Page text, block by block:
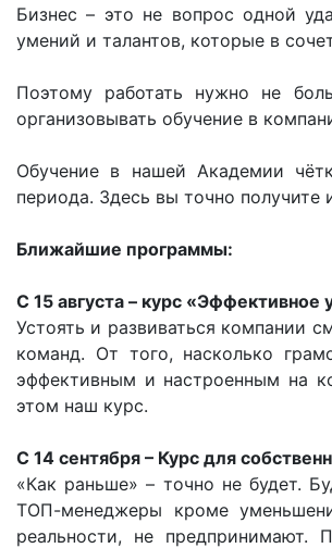
Бизнес – это не вопрос одной
умений и талантов, которые в
Поэтому работать нужно не
организовывать обучение в
Обучение в нашей Академии
периода. Здесь вы точно
Ближайшие программы:
С 15 августа – курс «Эффективное
Устоять и развиваться компании
команд. От того, насколько
эффективным и настроенным на
этом наш курс.
С 14 сентября – Курс для
«Как раньше» – точно не будет.
ТОП-менеджеры кроме
реальности, не